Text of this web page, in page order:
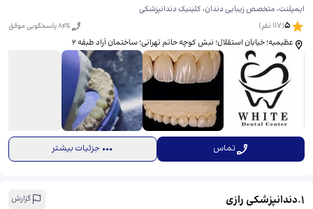
ایمپلنت، متخصص زیبایی دندان، کلینیک دندانپزشکی
5
(
117 نفر) 84% پاسخگویی موفق
عظیمیه؛ خیابان استقلال؛ نبش کوچه حاتم تهرانی؛ ساختمان آراد طبقه ۲
تماس جزئیات بیشتر
1
.دندانپزشکی رازی
گزارش